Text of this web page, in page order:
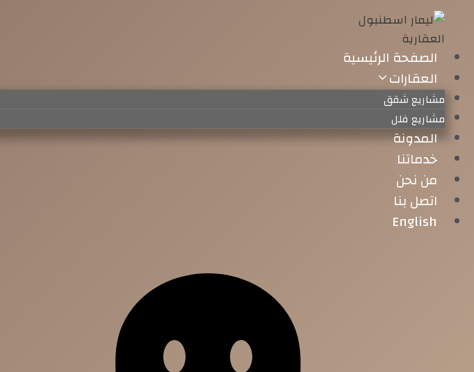
تخطى
المحتوىالصفحة الرئيسية
العقارات
مشاريع شقق
مشاريع فلل
المدونة
خدماتنا
من نحن
اتصل بنا
English